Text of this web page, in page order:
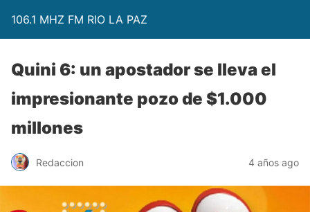
106.1 MHZ FM RIO LA PAZ
Quini 6: un apostador se lleva el
impresionante pozo de $1.000
millones
Redaccion 4 años ago